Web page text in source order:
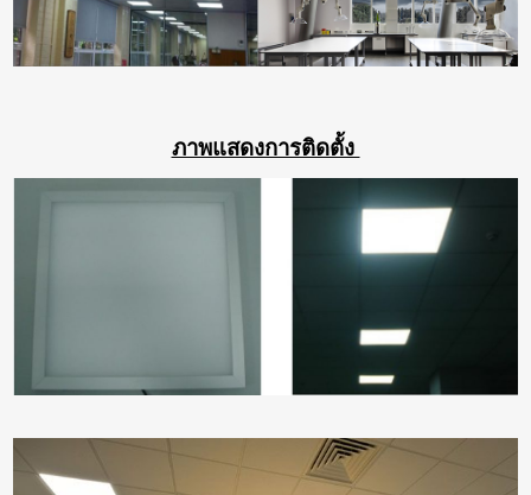
ภาพแสดงการติดตั้ง